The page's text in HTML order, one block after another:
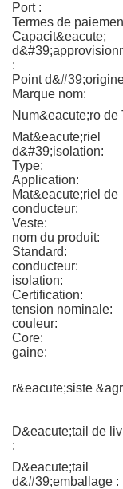
Port :
Termes de
Capacit&eacute;
:
Point
Marque nom:
Num&eacute;ro de
Mat&eacute;riel
d&#39;isolation:
Type:
Application:
Mat&eacute;riel de
conducteur:
Veste:
nom du produit:
Standard:
conducteur:
isolation:
Certification:
tension nominale:
couleur:
Core:
gaine:
r&eacute;siste
D&eacute;tail de
:
D&eacute;tail
d&#39;emballage :